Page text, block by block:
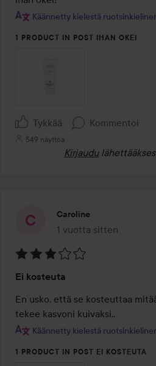
Käännetty kielestä
1 PRODUCT IN POST IHAN OKEI
Tykkää Kommentoi
549 näyttöä
Kirjaudu
Caroline
1 vuotta sitten
Viesti luotiin 1 vuotta
3
/
5
Ei kosteuta
En usko, että se kosteuttaa
tekee kasvoni kuivaksi..
Käännetty kielestä
1 PRODUCT IN POST EI KOSTEUTA